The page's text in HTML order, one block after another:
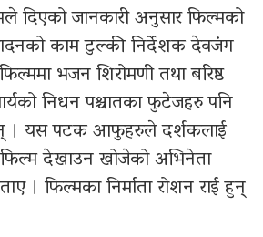
दिएको जानकारी अनुसार फिल्मको
काम टुल्की निर्देशक देवजंग
भजन शिरोमणी तथा बरिष्ठ
निधन पश्चातका फुटेजहरु पनि
। यस पटक आफुहरुले दर्शकलाई
फिल्म देखाउन खोजेको अभिनेता
। फिल्मका निर्माता रोशन राई हुन्